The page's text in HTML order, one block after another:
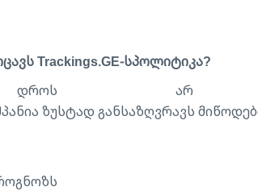
Trackings.GE-სპოლიტიკა?
დროს არ
ზუსტად განსაზღვრავს